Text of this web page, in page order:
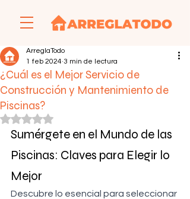
¿Cuál es el Mejor Servicio de
Construcción y Mantenimiento de
Piscinas?
ArreglaTodo
1 feb 2024 3 min de lectura
Obtuvo NaN de 5 estrellas.
Sumérgete en el Mundo de las
Piscinas: Claves para Elegir lo
Mejor
Descubre lo esencial para seleccionar